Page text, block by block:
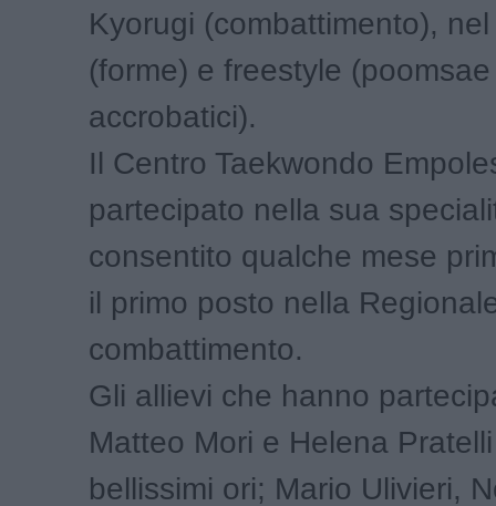
Kyorugi (combattimento),
(forme) e freestyle
accrobatici).
Il Centro Taekwondo
partecipato nella sua
consentito qualche mese
il primo posto nella
combattimento.
Gli allievi che hanno
Matteo Mori e Helena
bellissimi ori; Mario Ulivieri,